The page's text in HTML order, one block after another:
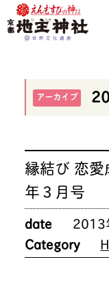
アーカイブ
縁結び 恋
年３月号
date
2013
Category